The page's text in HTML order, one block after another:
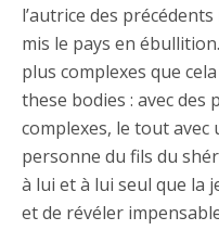
l’autrice des
mis le pays en
plus complexes que
these bodies : avec
complexes, le tout
personne du fils du
à lui et à lui seul que la
et de révéler